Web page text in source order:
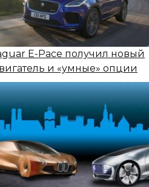
E-Pace получил новый
и «умные» опции